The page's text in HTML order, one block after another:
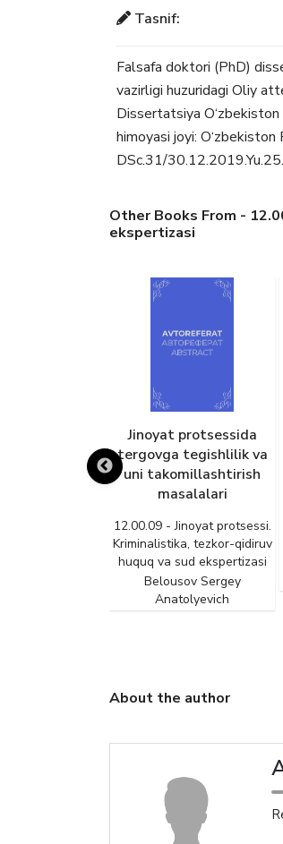
Tasnif:
Falsafa doktori (PhD)
vazirligi huzuridagi Oliy
Dissertatsiya
himoyasi joyi:
DSc.31/
Other Books From -
ekspertizasi
taktik
Jinoyat protsessida
tergovga tegishlilik va
uni takomillashtirish
masalalari
12.00.09 - Jinoyat protsessi.
Kriminalistika, tezkor-qidiruv
huquq va sud ekspertizasi
Belousov Sergey
Anatolyevich
About the author